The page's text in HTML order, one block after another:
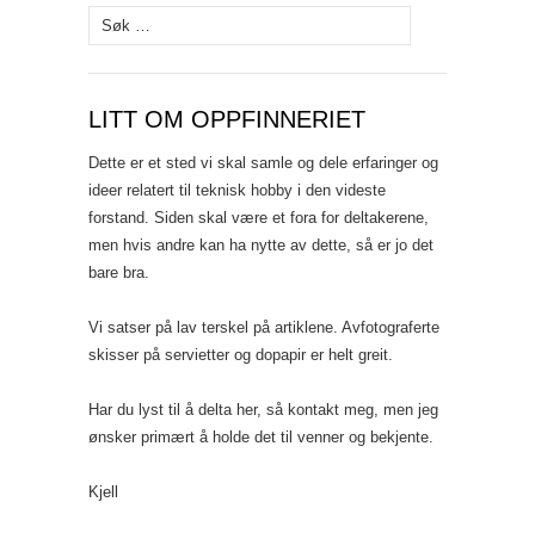
Søk
etter:
LITT OM OPPFINNERIET
Dette er et sted vi skal samle og dele erfaringer og
ideer relatert til teknisk hobby i den videste
forstand. Siden skal være et fora for deltakerene,
men hvis andre kan ha nytte av dette, så er jo det
bare bra.
Vi satser på lav terskel på artiklene. Avfotograferte
skisser på servietter og dopapir er helt greit.
Har du lyst til å delta her, så kontakt meg, men jeg
ønsker primært å holde det til venner og bekjente.
Kjell